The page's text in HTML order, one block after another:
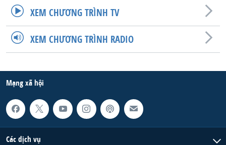
XEM CHƯƠNG TRÌNH TV
XEM CHƯƠNG TRÌNH RADIO
Mạng xã hội
Các dịch vụ